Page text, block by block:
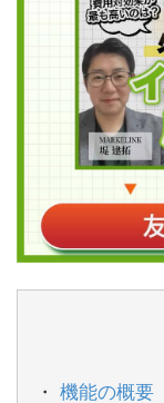
機能の概要